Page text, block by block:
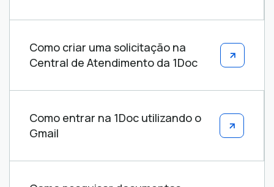
Como criar uma solicitação na
Central de Atendimento da 1Doc
Como entrar na 1Doc utilizando o
Gmail